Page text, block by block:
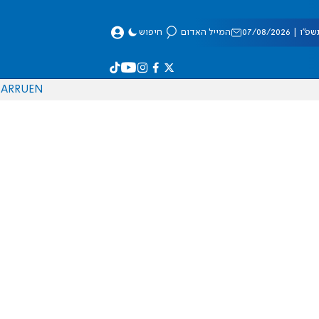
08/2026 המייל האדום חיפוש
EN
RU
AR